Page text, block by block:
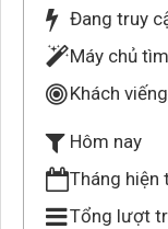
Đang truy
Máy chủ
Khách
Hôm nay
Tháng hiện
Tổng lượt